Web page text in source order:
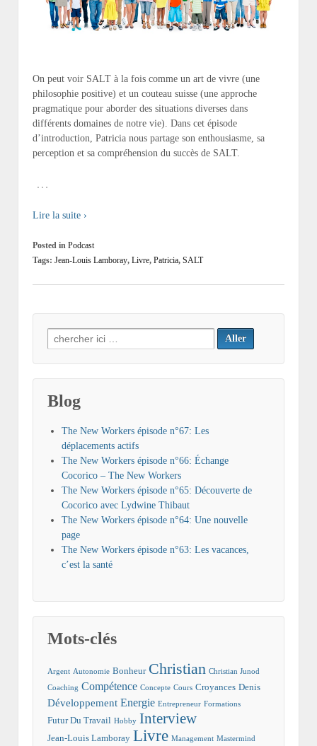
On peut voir SALT à la fois comme un art de vivre (une
philosophie positive) et un couteau suisse (une approche
pragmatique pour aborder des situations diverses dans
différents domaines de notre vie). Dans cet épisode
d’introduction, Patricia nous partage son enthousiasme, sa
perception et sa compréhension du succès de SALT.
…
Lire la suite ›
Posted in Podcast
Tags: Jean-Louis Lamboray, Livre, Patricia, SALT
Search
for:
Blog
The New Workers épisode n°67: Les
déplacements actifs
The New Workers épisode n°66: Échange
Cocorico – The New Workers
The New Workers épisode n°65: Découverte de
Cocorico avec Lydwine Thibaut
The New Workers épisode n°64: Une nouvelle
page
The New Workers épisode n°63: Les vacances,
c’est la santé
Mots-clés
Argent Autonomie Bonheur Christian Christian Junod
Coaching Compétence Concepte Cours Croyances Denis
Développement Energie Entrepreneur Formations
Futur Du Travail Hobby Interview
Jean-Louis Lamboray Livre Management Mastermind